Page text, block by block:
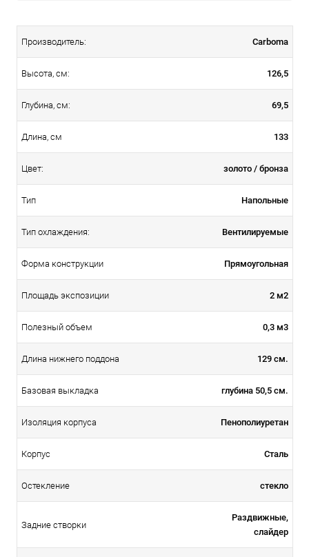
Производитель: Carboma
Высота, см: 126,5
Глубина, см: 69,5
Длина, см 133
Цвет: золото / бронза
Тип Напольные
Тип охлаждения: Вентилируемые
Форма конструкции Прямоугольная
Площадь экспозиции 2 м2
Полезный объем 0,3 м3
Длина нижнего поддона 129 см.
Базовая выкладка глубина 50,5 см.
Изоляция корпуса Пенополиуретан
Корпус Сталь
Остекление стекло
Задние створки
Раздвижные,
слайдер